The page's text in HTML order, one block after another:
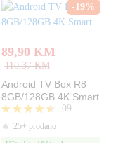
-19%
89,90 KM
110,37KM
Android TV Box R8
8GB/128GB 4K Smart
Ocjenjeno
09
🔥 25+ prodano